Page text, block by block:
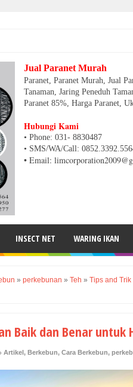
Jual Paranet Murah
Paranet, Paranet Murah, Jual
Tanaman, Jaring Peneduh
Paranet 85%, Harga Paranet,
Hubungi Kami
• Phone: 031- 8830487
• SMS/WA/Call:
• Email:
INSECT NET WARING IKAN
» perkebunan » Teh » Tips and Trik
Baik dan Benar untuk
Artikel, Berkebun, Cara Berkebun,